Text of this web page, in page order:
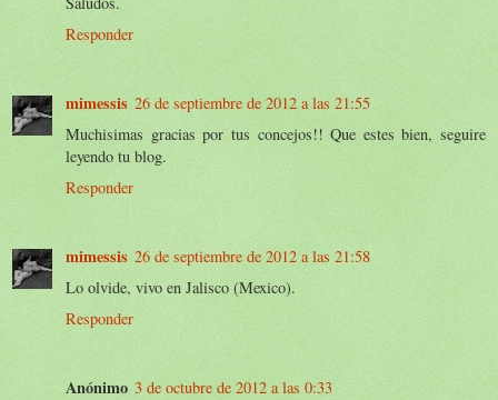
Responder
mimessis 26 de septiembre de 2012 a las 21:55
Muchisimas gracias por tus concejos!! Que estes bien, seguire
leyendo tu blog.
Responder
mimessis 26 de septiembre de 2012 a las 21:58
Lo olvide, vivo en Jalisco (Mexico).
Responder
Anónimo 3 de octubre de 2012 a las 0:33